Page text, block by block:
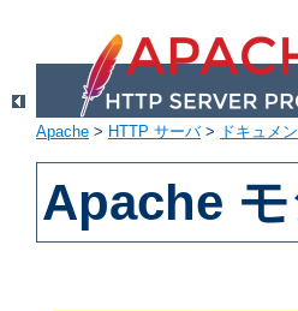
Apache > HTTP サーバ> ドキュメ
Apache